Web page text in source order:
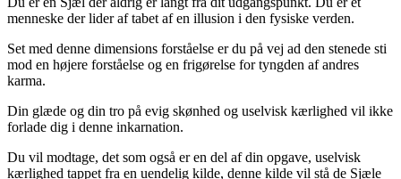
menneske der lider af tabet af en illusion i den fysiske verden.
Set med denne dimensions forståelse er du på vej ad den stenede sti
mod en højere forståelse og en frigørelse for tyngden af andres
karma.
Din glæde og din tro på evig skønhed og uselvisk kærlighed vil ikke
forlade dig i denne inkarnation.
Du vil modtage, det som også er en del af din opgave, uselvisk
kærlighed tappet fra en uendelig kilde, denne kilde vil stå de Sjæle